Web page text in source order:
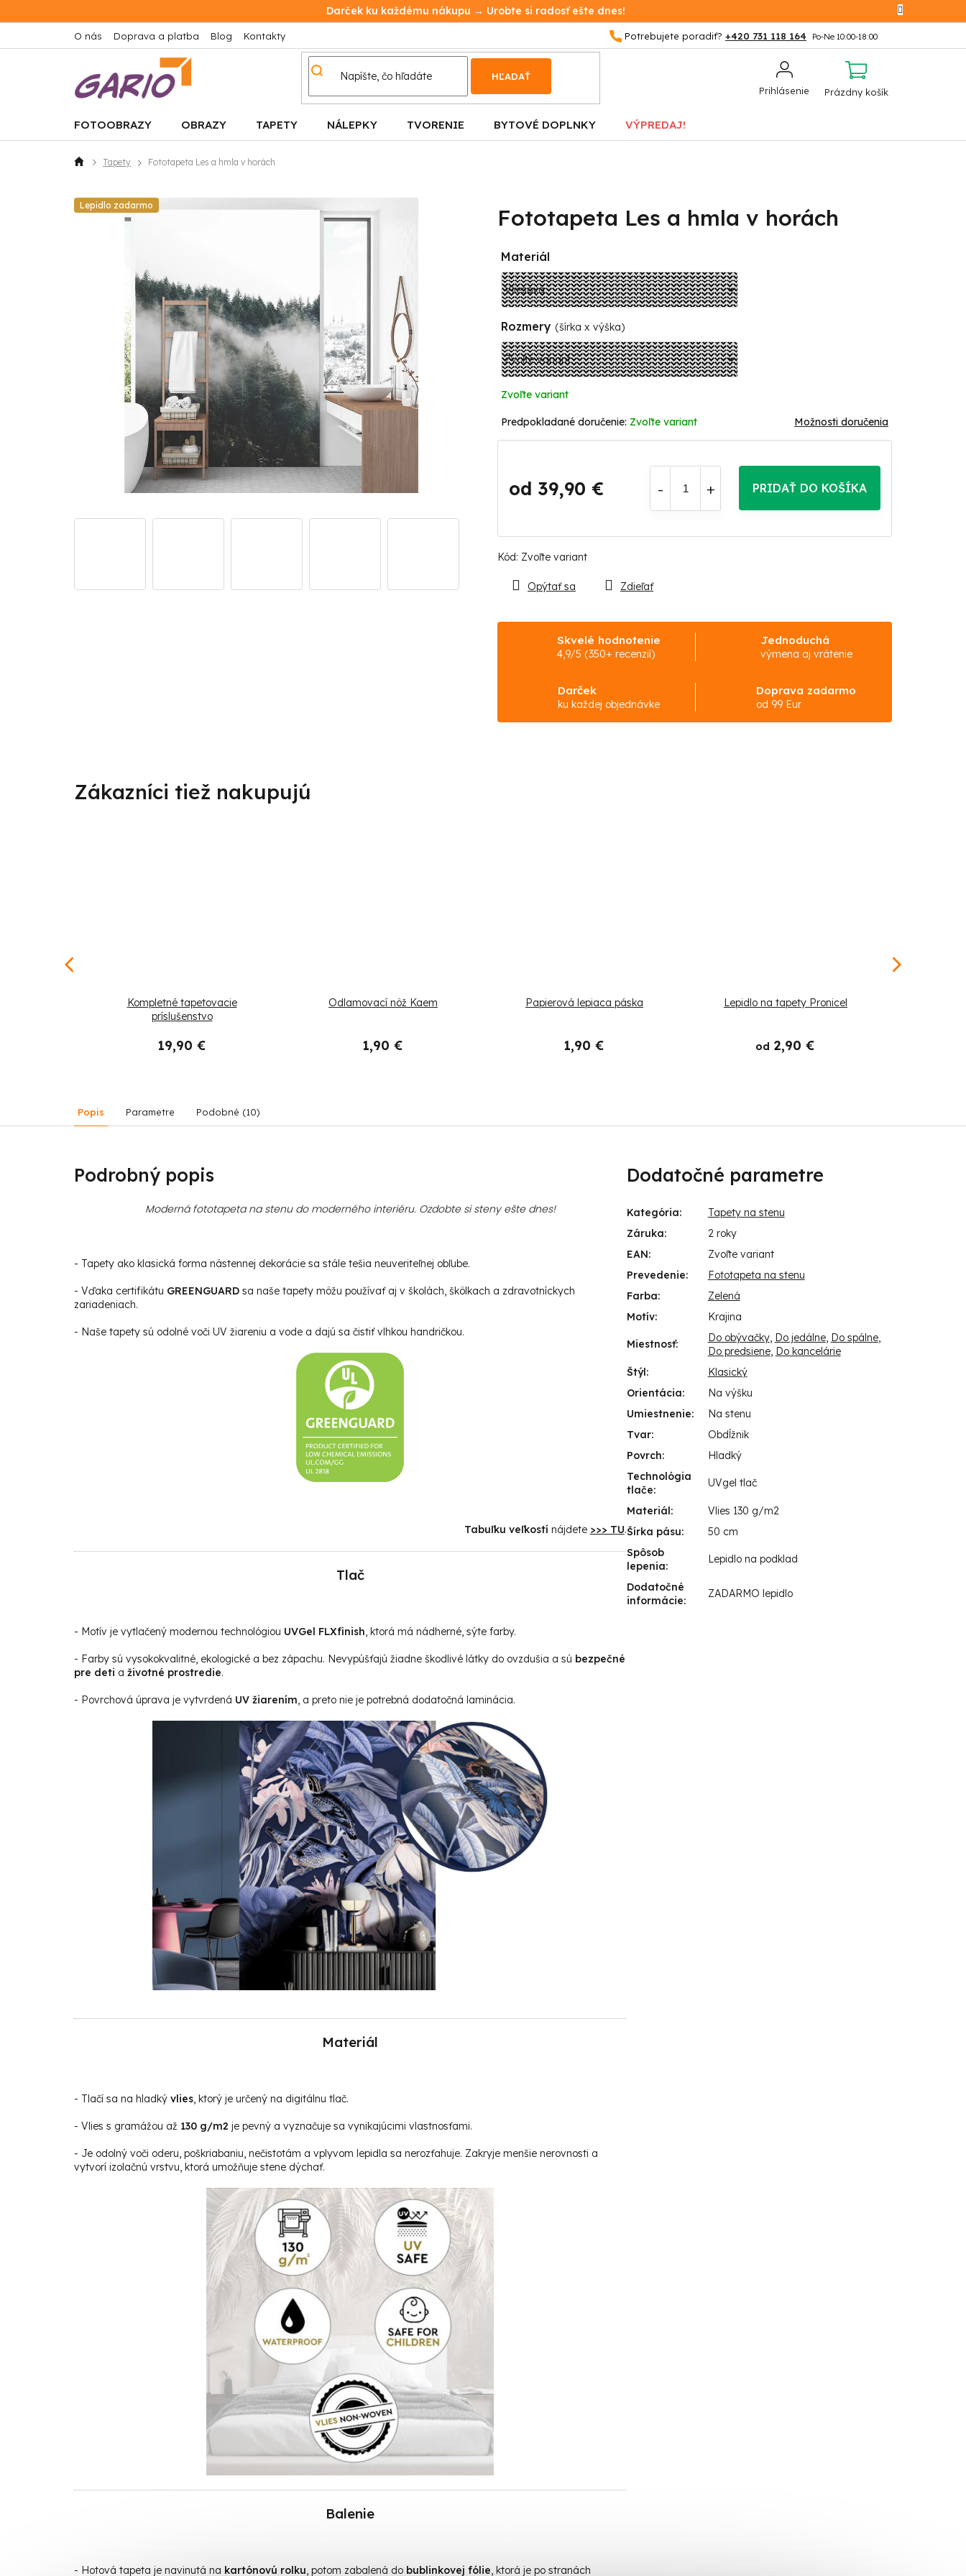
na
Darček ku každému nákupu → Urobte si radosť ešte dnes!
+420 731 118 164
O nás Doprava a platba Blog Kontakty
Prihlásenie
HĽADAŤ
NÁKUPNÝ
Prázdny košík
FOTOOBRAZY OBRAZY TAPETY NÁLEPKY TVORENIE BYTOVÉ DOPLNKY VÝPREDAJ!
DomovTapety Fototapeta Les a hmla v horách
Lepidlo zadarmo Fototapeta Les a hmla v horách
Kód: Zvoľte variant
Materiál
Rozmery (šírka x výška)
Zvoľte variant
Zvoľte variant Možnosti doručenia
od 39,90 €
Jednotková
PRIDAŤ DO KOŠÍKA
Skvelé hodnotenie
4,9/5 (350+ recenzií)
Jednoduchá
výmena aj vrátenie
Darček
ku každej objednávke
Doprava zadarmo
od 99 Eur
Opýtať sa Zdieľať
–25 %
Kompletné tapetovacie
príslušenstvo
19,90 €
Odlamovací nôž Kaem
1,90 €
Papierová lepiaca páska
1,90 €
Lepidlo na tapety Pronicel
od 2,90 €
Popis Parametre Podobné (10)
Podrobný popis
Moderná fototapeta na stenu do moderného interiéru. Ozdobte si steny ešte dnes!
- Tapety ako klasická forma nástennej dekorácie sa stále tešia neuveriteľnej obľube.
- Vďaka certifikátu GREENGUARD sa naše tapety môžu používať aj v školách, škôlkach a zdravotníckych
zariadeniach.
- Naše tapety sú odolné voči UV žiareniu a vode a dajú sa čistiť vlhkou handričkou.
Tabuľku veľkostínájdete >>> TU.
Tlač
- Motív je vytlačený modernou technológiou UVGel FLXfinish, ktorá má nádherné, sýte farby.
- Farby sú vysokokvalitné, ekologické a bez zápachu. Nevypúšťajú žiadne škodlivé látky do ovzdušia a sú bezpečné
pre deti a životné prostredie.
- Povrchová úprava je vytvrdená UV žiarením, a preto nie je potrebná dodatočná laminácia.
Materiál
- Tlačí sa na hladký vlies, ktorý je určený na digitálnu tlač.
- Vlies s gramážou až 130 g/m2 je pevný a vyznačuje sa vynikajúcimi vlastnosťami.
- Je odolný voči oderu, poškriabaniu, nečistotám a vplyvom lepidla sa nerozťahuje. Zakryje menšie nerovnosti a
vytvorí izolačnú vrstvu, ktorá umožňuje stene dýchať.
Balenie
- Hotová tapeta je navinutá na kartónovú rolku, potom zabalená do bublinkovej fólie, ktorá je po stranách
Dodatočné parametre
Kategória:
Tapety na stenu
Záruka:
2 roky
EAN:
Zvoľte variant
Prevedenie:
Fototapeta na stenu
Farba:
Zelená
Motív: Krajina
Miestnosť: Do obývačky, Do jedálne, Do spálne,
Do predsiene, Do kancelárie
Štýl:
Klasický
Orientácia:
Na výšku
Umiestnenie:
Na stenu
Tvar:
Obdĺžnik
Povrch:
Hladký
Technológia
tlače:
UVgel tlač
Materiál:
Vlies 130 g/m2
Šírka pásu:
50 cm
Spôsob
lepenia:
Lepidlo na podklad
Dodatočné
informácie:
ZADARMO lepidlo